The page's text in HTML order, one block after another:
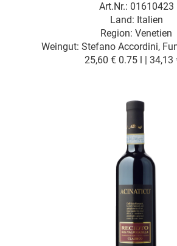
Art.Nr.: 01610423
Weingut: Stefano Accordini,
Region: Venetien
Land: Italien
25,60 € 0.75 l | 34,13